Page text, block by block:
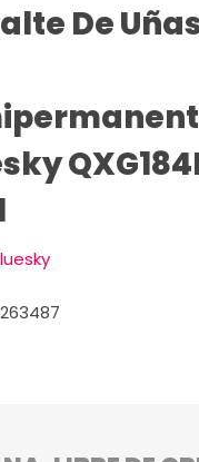
De
263487